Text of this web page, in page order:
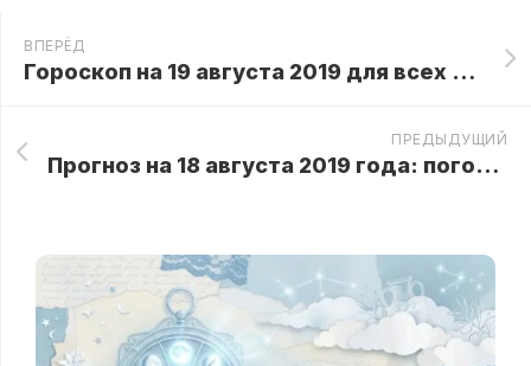
ВПЕРЁД
Гороскоп на 19 августа 2019 для всех Знаков Зодиака
ПРЕДЫДУЩИЙ
Прогноз на 18 августа 2019 года: погода обеспечит украинцам долгожданную передышку